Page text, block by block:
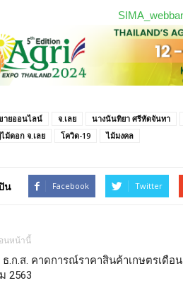
ายออนไลน์ จ.เลย นางนันทิยา ศรีทัดจันทา
ม้ดอก จ.เลย
โควิด-19 ไม้มงคล
น Facebook Twitter
นหน้านี้
.ก.ส. คาดการณ์ราคาสินค้าเกษตรเดือน
2563